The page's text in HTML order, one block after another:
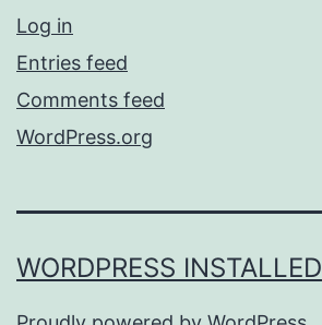
Log in
Entries feed
Comments feed
WordPress.org
WORDPRESS INSTALLED